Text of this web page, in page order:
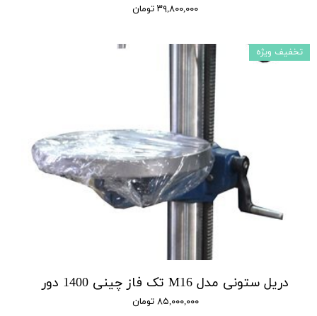
۳۹,۸۰۰,۰۰۰ تومان
دریل ستونی مدل M16 تک فاز چینی 1400 دور
۸۵,۰۰۰,۰۰۰ تومان
تخفیف ویژه